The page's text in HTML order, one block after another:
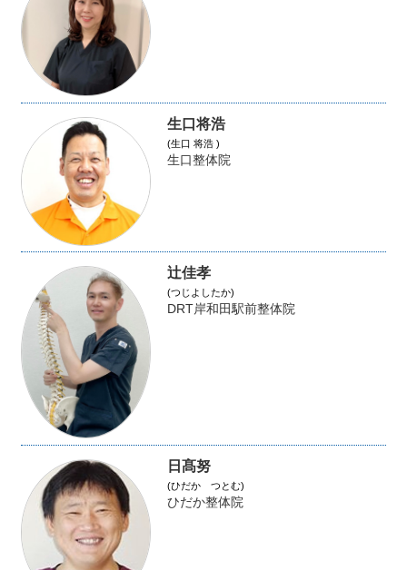
生口将浩
(生口 将浩 )
生口整体院
辻佳孝
(つじよしたか)
DRT岸和田駅前整体院
日髙努
(ひだか つとむ)
ひだか整体院